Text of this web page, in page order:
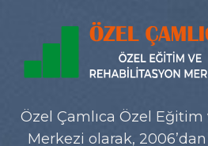
Özel Çamlıca Özel
Merkezi olarak, 2006’dan